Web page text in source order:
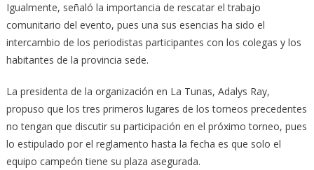
Igualmente, señaló la importancia de rescatar el trabajo
comunitario del evento, pues una sus esencias ha sido el
intercambio de los periodistas participantes con los colegas y los
habitantes de la provincia sede.
La presidenta de la organización en La Tunas, Adalys Ray,
propuso que los tres primeros lugares de los torneos precedentes
no tengan que discutir su participación en el próximo torneo, pues
lo estipulado por el reglamento hasta la fecha es que solo el
equipo campeón tiene su plaza asegurada.